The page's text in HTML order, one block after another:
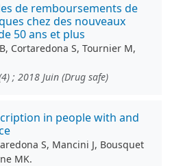
de remboursements de
chez des nouveaux
50 ans et plus
Cortaredona S, Tournier M,
; 2018 Juin (Drug safe)
in people with and
S, Mancini J, Bousquet
MK.